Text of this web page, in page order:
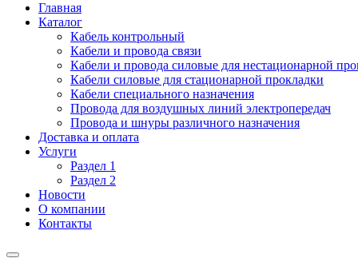
Главная
Каталог
Кабель контрольный
Кабели и провода связи
Кабели и провода силовые для нестационарной
Кабели силовые для стационарной прокладки
Кабели специального назначения
Провода для воздушных линий электропередач
Провода и шнуры различного назначения
Доставка и оплата
Услуги
Раздел 1
Раздел 2
Новости
О компании
Контакты